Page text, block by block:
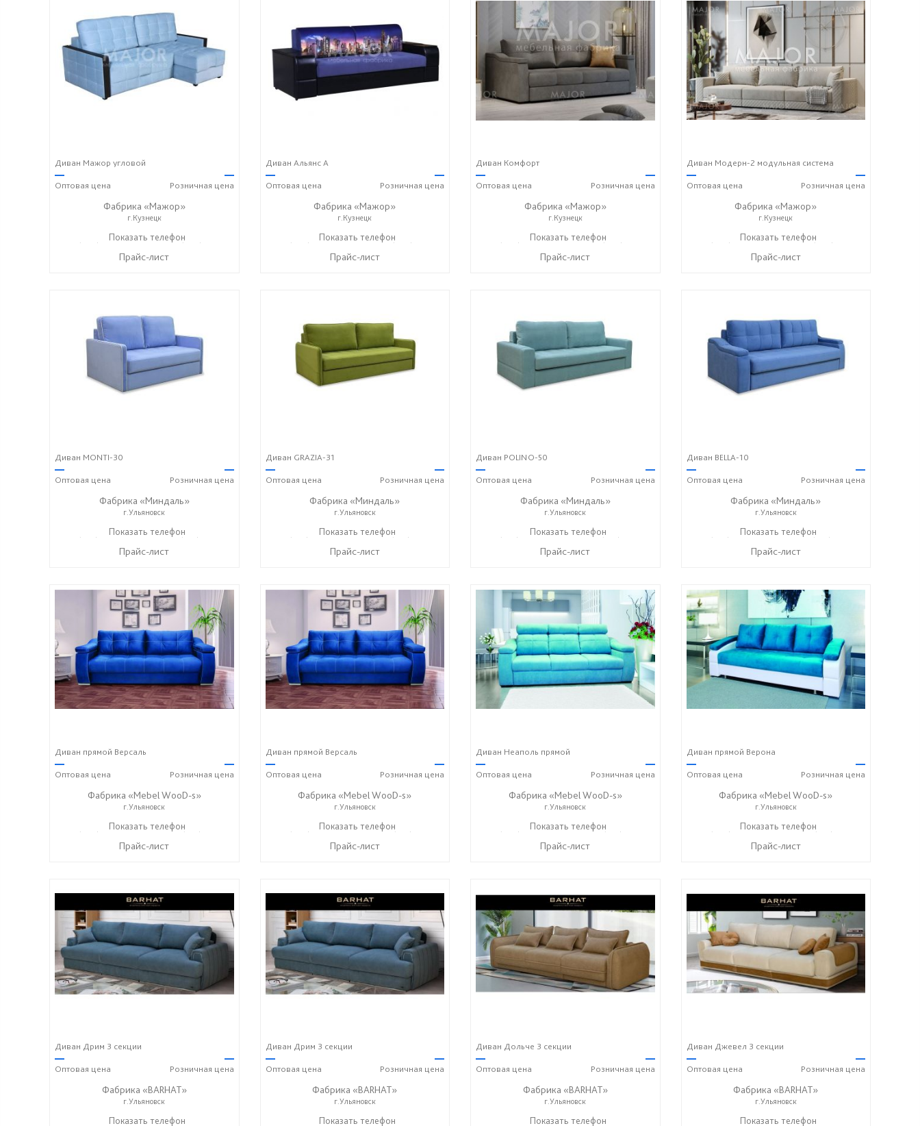
Диван Мажор угловой
—
Оптовая цена
—
Розничная цена
Фабрика «Мажор»
г.Кузнецк
+7 (999) 611-98-99 ☎+7 (999) 610-99-95
Показать телефон
Прайс-лист
Диван Альянс А
—
Оптовая цена
—
Розничная цена
Фабрика «Мажор»
г.Кузнецк
+7 (999) 611-98-99 ☎+7 (999) 610-99-95
Показать телефон
Прайс-лист
Диван Комфорт
—
Оптовая цена
—
Розничная цена
Фабрика «Мажор»
г.Кузнецк
+7 (999) 611-98-99 ☎+7 (999) 610-99-95
Показать телефон
Прайс-лист
Диван Модерн-2 модульная система
—
Оптовая цена
—
Розничная цена
Фабрика «Мажор»
г.Кузнецк
+7 (999) 611-98-99 ☎+7 (999) 610-99-95
Показать телефон
Прайс-лист
Диван MONTI-30
—
Оптовая цена
—
Розничная цена
Фабрика «Миндаль»
г.Ульяновск
+7 (927) 630-62-82 ☎+7 (917) 638-44-17
Показать телефон
Прайс-лист
Диван GRAZIA-31
—
Оптовая цена
—
Розничная цена
Фабрика «Миндаль»
г.Ульяновск
+7 (927) 630-62-82 ☎+7 (917) 638-44-17
Показать телефон
Прайс-лист
Диван POLINO-50
—
Оптовая цена
—
Розничная цена
Фабрика «Миндаль»
г.Ульяновск
+7 (927) 630-62-82 ☎+7 (917) 638-44-17
Показать телефон
Прайс-лист
Диван BELLA-10
—
Оптовая цена
—
Розничная цена
Фабрика «Миндаль»
г.Ульяновск
+7 (927) 630-62-82 ☎+7 (917) 638-44-17
Показать телефон
Прайс-лист
Диван прямой Версаль
—
Оптовая цена
—
Розничная цена
Фабрика «Mebel WooD-s»
г.Ульяновск
+7 (906) 140-08-08 ☎+7 (917) 612-77-76
Показать телефон
Прайс-лист
Диван прямой Версаль
—
Оптовая цена
—
Розничная цена
Фабрика «Mebel WooD-s»
г.Ульяновск
+7 (906) 140-08-08 ☎+7 (917) 612-77-76
Показать телефон
Прайс-лист
Диван Неаполь прямой
—
Оптовая цена
—
Розничная цена
Фабрика «Mebel WooD-s»
г.Ульяновск
+7 (906) 140-08-08 ☎+7 (917) 612-77-76
Показать телефон
Прайс-лист
Диван прямой Верона
—
Оптовая цена
—
Розничная цена
Фабрика «Mebel WooD-s»
г.Ульяновск
+7 (906) 140-08-08 ☎+7 (917) 612-77-76
Показать телефон
Прайс-лист
Диван Дрим 3 секции
—
Оптовая цена
—
Розничная цена
Фабрика «BARHAT»
г.Ульяновск
+7 (996) 219-29-77
Показать телефон
Диван Дрим 3 секции
—
Оптовая цена
—
Розничная цена
Фабрика «BARHAT»
г.Ульяновск
+7 (996) 219-29-77
Показать телефон
Диван Дольче 3 секции
—
Оптовая цена
—
Розничная цена
Фабрика «BARHAT»
г.Ульяновск
+7 (996) 219-29-77
Показать телефон
Диван Джевел 3 секции
—
Оптовая цена
—
Розничная цена
Фабрика «BARHAT»
г.Ульяновск
+7 (996) 219-29-77
Показать телефон